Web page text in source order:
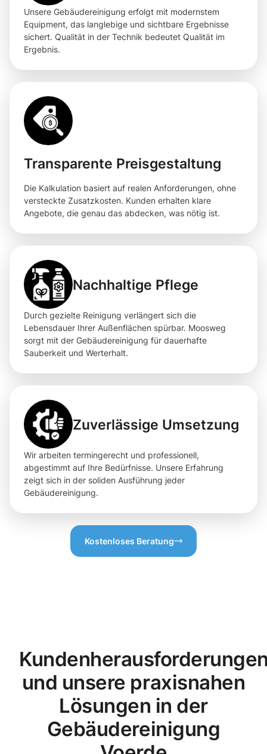
Unsere Gebäudereinigung erfolgt mit modernstem
Equipment, das langlebige und sichtbare Ergebnisse
sichert. Qualität in der Technik bedeutet Qualität im
Ergebnis.
Transparente Preisgestaltung
Die Kalkulation basiert auf realen Anforderungen, ohne
versteckte Zusatzkosten. Kunden erhalten klare
Angebote, die genau das abdecken, was nötig ist.
Nachhaltige Pflege
Durch gezielte Reinigung verlängert sich die
Lebensdauer Ihrer Außenflächen spürbar. Moosweg
sorgt mit der Gebäudereinigung für dauerhafte
Sauberkeit und Werterhalt.
Zuverlässige Umsetzung
Wir arbeiten termingerecht und professionell,
abgestimmt auf Ihre Bedürfnisse. Unsere Erfahrung
zeigt sich in der soliden Ausführung jeder
Gebäudereinigung.
Kostenloses Beratung
und unsere praxisnahen
Lösungen in der
Gebäudereinigung